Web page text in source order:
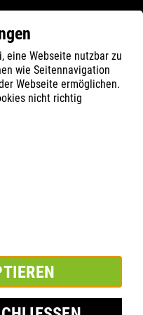
eine Webseite nutzbar zu
wie Seitennavigation
Webseite ermöglichen.
nicht richtig
2026